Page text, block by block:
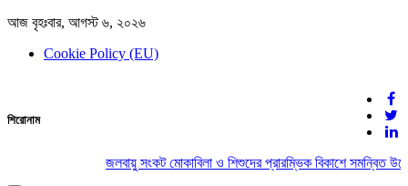
আজ বৃহঃবার, আগস্ট ৬, ২০২৬
Cookie Policy (EU)
দেশের খবর
যুক্ত থাকুন দেশের সঙ্গে
শিরোনাম
জলবায়ু সংকট মোকাবিলা ও শিশুদের প্রারম্ভিক বিকাশে সমন্বিত